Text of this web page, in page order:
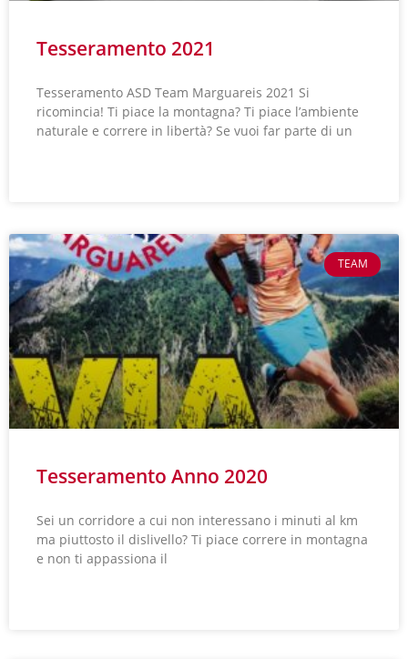
Tesseramento 2021
Tesseramento ASD Team Marguareis 2021 Si
ricomincia! Ti piace la montagna? Ti piace l’ambiente
naturale e correre in libertà? Se vuoi far parte di un
TEAM
Tesseramento Anno 2020
Sei un corridore a cui non interessano i minuti al km
ma piuttosto il dislivello? Ti piace correre in montagna
e non ti appassiona il